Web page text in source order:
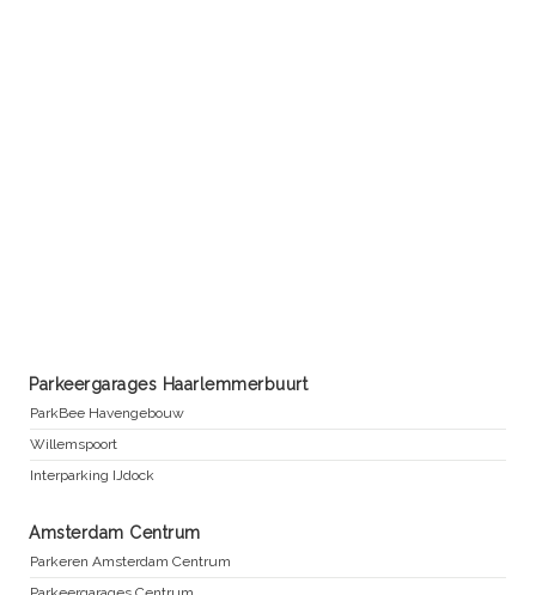
Parkeergarages Haarlemmerbuurt
ParkBee Havengebouw
Willemspoort
Interparking IJdock
Amsterdam Centrum
Parkeren Amsterdam Centrum